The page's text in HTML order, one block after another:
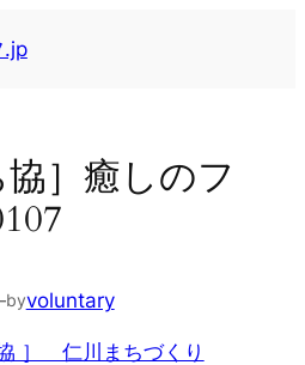
.jp
協］癒しのフ
byvoluntary
］ 仁川まちづくり